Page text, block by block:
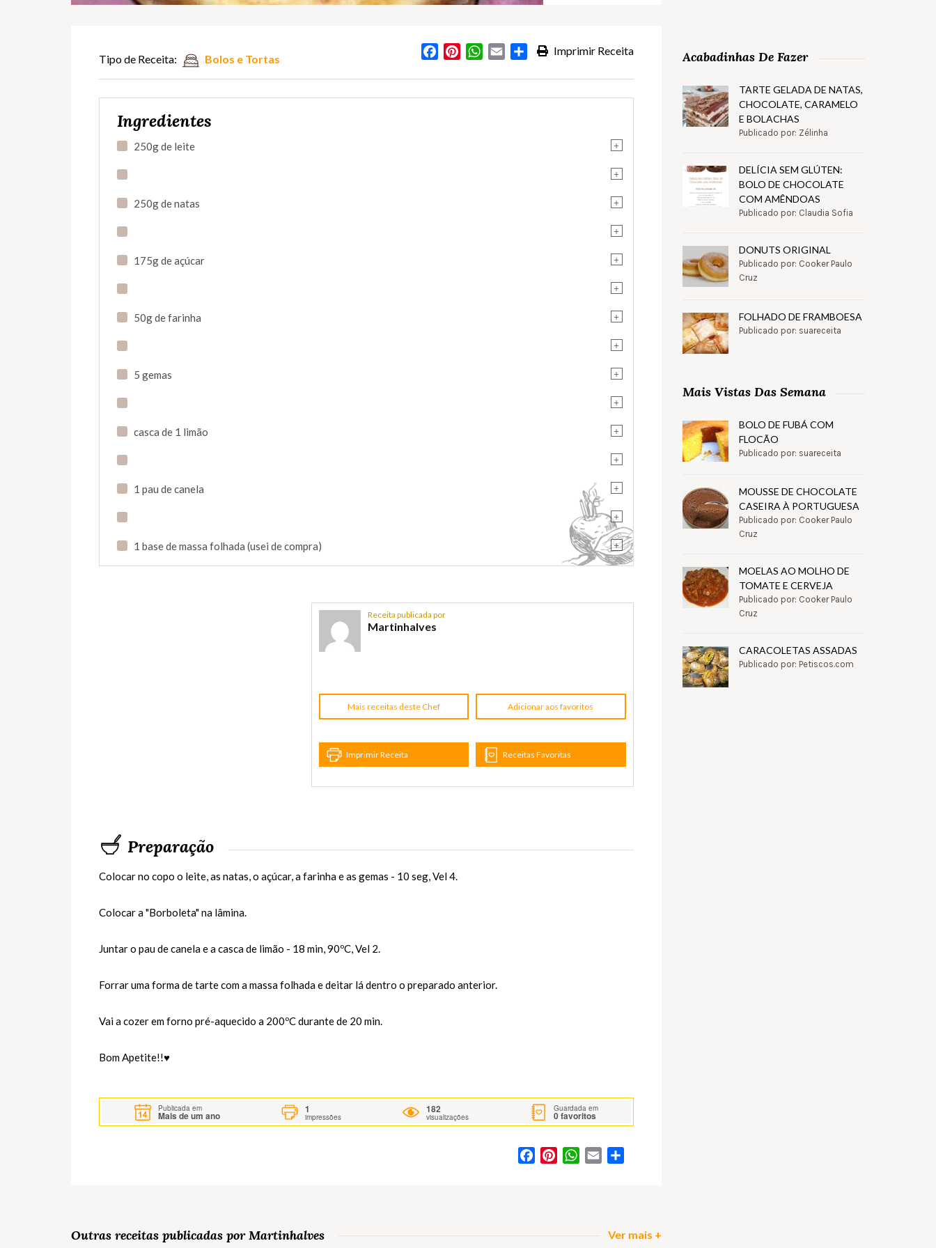
Imprimir Receita
FacebookPinterestWhatsApp
Email Partilhar
Tipo de Receita: Bolos e Tortas
Ingredientes
+
250g de leite
+
+
250g de natas
+
+
175g de açúcar
+
+
50g de farinha
+
+
5 gemas
+
+
casca de 1 limão
+
+
1 pau de canela
+
+
1 base de massa folhada (usei de compra)
Receita publicada por
Martinhalves
Mais receitas deste Chef Adicionar aos favoritos
Imprimir Receita Receitas Favoritas
Preparação
Colocar no copo o leite, as natas, o açúcar, a farinha e as gemas - 10 seg, Vel 4.
Colocar a "Borboleta" na lâmina.
Juntar o pau de canela e a casca de limão - 18 min, 90ºC, Vel 2.
Forrar uma forma de tarte com a massa folhada e deitar lá dentro o preparado anterior.
Vai a cozer em forno pré-aquecido a 200ºC durante de 20 min.
Bom Apetite!!♥
Publicada em
Mais de um ano
1
impressões
182
visualizações
Guardada em
0favoritos
FacebookPinterestWhatsApp
Email
Outras receitas publicadas por Martinhalves Ver mais +
Acabadinhas De Fazer
TARTE GELADA DE NATAS,
CHOCOLATE, CARAMELO
E BOLACHAS
Publicado por: Zélinha
DELÍCIA SEM GLÚTEN:
BOLO DE CHOCOLATE
COM AMÊNDOAS
Publicado por: Claudia Sofia
DONUTS ORIGINAL
Publicado por: Cooker Paulo
Cruz
FOLHADO DE FRAMBOESA
Publicado por: suareceita
Mais Vistas Das Semana
BOLO DE FUBÁ COM
FLOCÃO
Publicado por: suareceita
MOUSSE DE CHOCOLATE
CASEIRA À PORTUGUESA
Publicado por: Cooker Paulo
Cruz
MOELAS AO MOLHO DE
TOMATE E CERVEJA
Publicado por: Cooker Paulo
Cruz
CARACOLETAS ASSADAS
Publicado por: Petiscos.com